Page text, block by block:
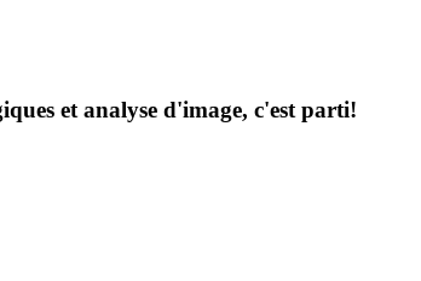
et analyse d'image, c'est parti!